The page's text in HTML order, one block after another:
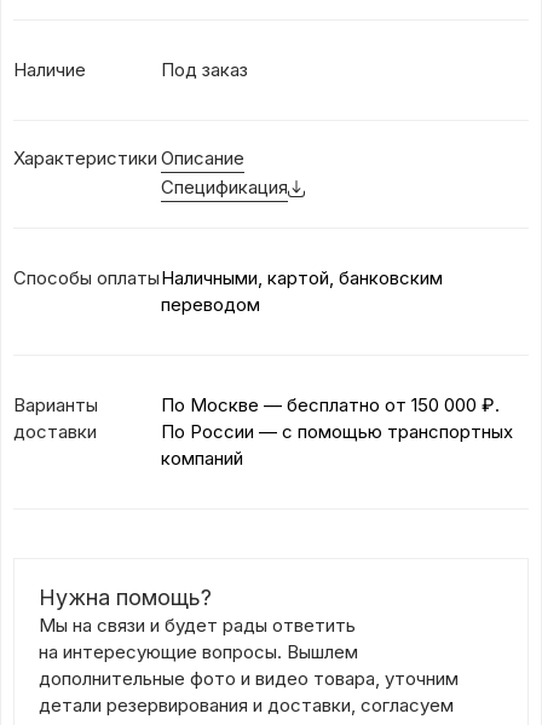
Наличие Под заказ
Характеристики Описание
Спецификация
Способы оплатыНаличными, картой, банковским
переводом
Варианты
доставки
По Москве — бесплатно от 150 000 ₽.
По России — с помощью транспортных
компаний
Нужна помощь?
Мы на связи и будет рады ответить
на интересующие вопросы. Вышлем
дополнительные фото и видео товара, уточним
детали резервирования и доставки, согласуем